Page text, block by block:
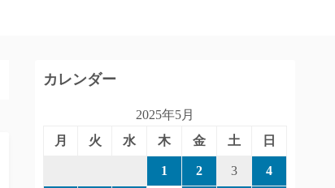
カレンダー
2025年5月
月
火 水 木 金 土 日
1 2 3 4